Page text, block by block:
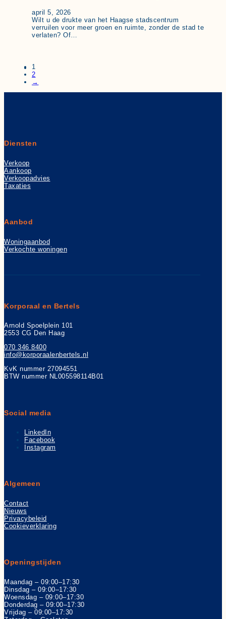
april 5, 2026
Wilt u de drukte van het Haagse stadscentrum
verruilen voor meer groen en ruimte, zonder de stad te
verlaten? Of…
1
2
→
Diensten
Verkoop
Aankoop
Verkoopadvies
Taxaties
Aanbod
Woningaanbod
Verkochte woningen
Korporaal en Bertels
Arnold Spoelplein 101
2553 CG Den Haag
070 346 8400
info@korporaalenbertels.nl
KvK nummer 27094551
BTW nummer NL005598114B01
Social media
LinkedIn
Facebook
Instagram
Algemeen
Contact
Nieuws
Privacybeleid
Cookieverklaring
Openingstijden
Maandag – 09:00–17:30
Dinsdag – 09:00–17:30
Woensdag – 09:00–17:30
Donderdag – 09:00–17:30
Vrijdag – 09:00–17:30